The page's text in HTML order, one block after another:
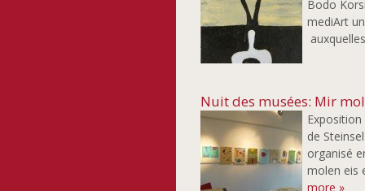
Bodo
mediArt
Nuit des musées: Mir
Exposition
de
organisé
molen eis
more »